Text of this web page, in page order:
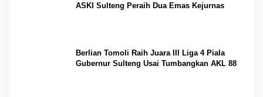
ASKI Sulteng Peraih Dua Emas Kejurnas
Berlian Tomoli Raih Juara III Liga 4 Piala
Gubernur Sulteng Usai Tumbangkan AKL 88